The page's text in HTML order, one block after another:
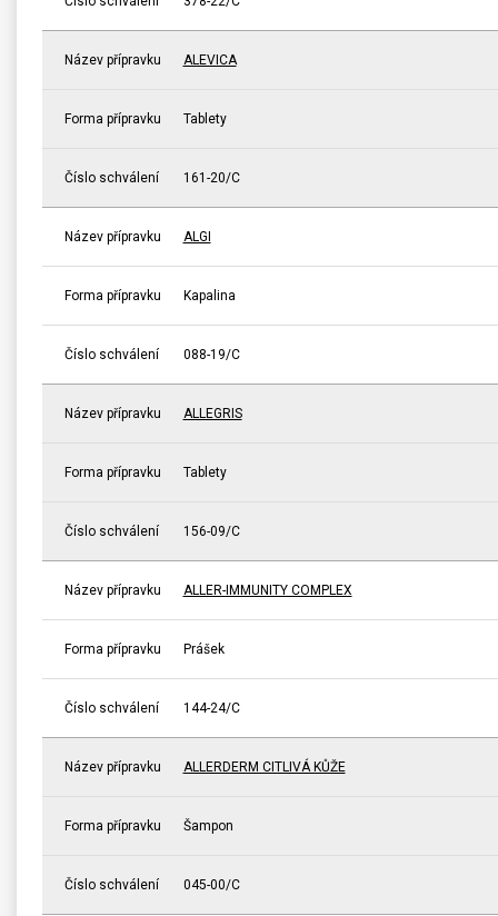
Název přípravku ALEVICA
Forma přípravku Tablety
Číslo schválení 161-20/C
Název přípravku ALGI
Forma přípravku Kapalina
Číslo schválení 088-19/C
Název přípravku ALLEGRIS
Forma přípravku Tablety
Číslo schválení 156-09/C
Název přípravku ALLER-IMMUNITY COMPLEX
Forma přípravku Prášek
Číslo schválení 144-24/C
Název přípravku ALLERDERM CITLIVÁ KŮŽE
Forma přípravku Šampon
Číslo schválení 045-00/C